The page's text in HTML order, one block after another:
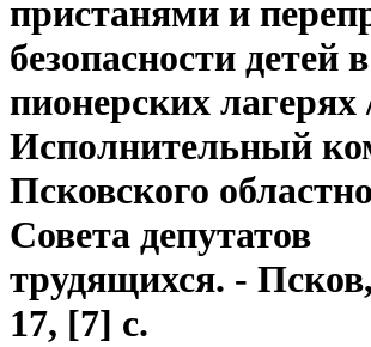
пристанями и
безопасности детей в
пионерских лагерях
Исполнительный
Псковского
Совета депутатов
трудящихся. -
17, [7] с.